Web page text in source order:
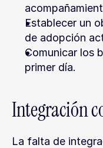
Establecer un
de adopción
Comunicar los
primer día.
Integración
La falta de